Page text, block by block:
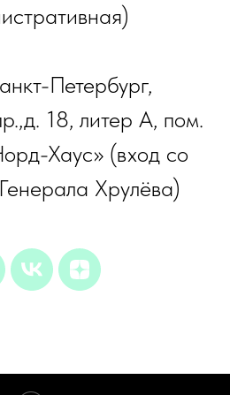
Петербург,
18, литер А, пом.
Хаус» (вход со
Хрулёва)